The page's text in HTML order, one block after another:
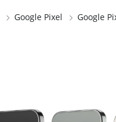
Google Pixel Google